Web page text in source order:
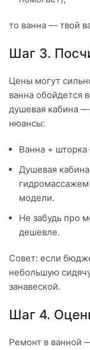
то ванна — твой
Шаг 3.
Цены могут
ванна обойдется
душевая кабина
нюансы:
Ванна +
Душевая
гидромассажем
модели.
Не забудь про
дешевле.
Совет: если
небольшую
занавеской.
Шаг 4.
Ремонт в ванной